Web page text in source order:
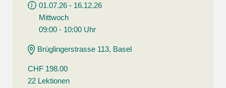
01.07.26 - 16.12.26
Mittwoch
09:00 - 10:00 Uhr
Brüglingerstrasse 113, Basel
CHF 198.00
22 Lektionen